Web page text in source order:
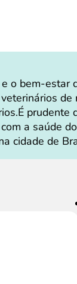
o bem-estar
prudente
a saúde
cidade de